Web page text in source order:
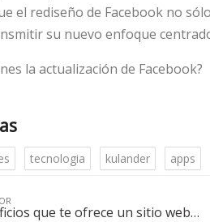
el rediseño de Facebook no
su nuevo enfoque
la actualización de Facebook?
tecnologia kulander apps
que te ofrece un sitio web…